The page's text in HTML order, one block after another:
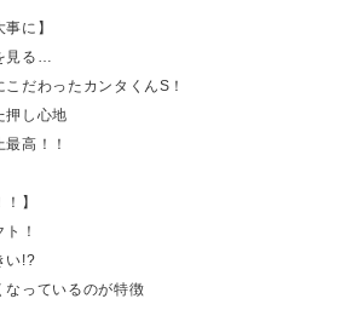
に】
見る…
だわったカンタくんS！
押し心地
高！！
】
！
い!?
なっているのが特徴